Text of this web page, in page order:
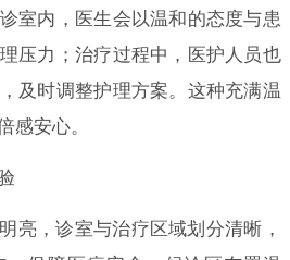
室内，医生会以温和的态度与患
压力；治疗过程中，医护人员也
及时调整护理方案。这种充满温
感安心。
亮，诊室与治疗区域划分清晰，